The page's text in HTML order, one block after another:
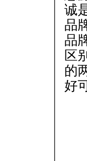
诚
品
品
区
的
好